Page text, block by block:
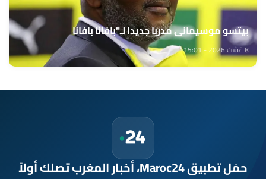
بيتسو موسيماني مدربا جديدا لـ"بافانا بافانا
8 غشت 2026 - 15:01
حمّل تطبيق Maroc24، أخبار المغرب تصلك أولاً